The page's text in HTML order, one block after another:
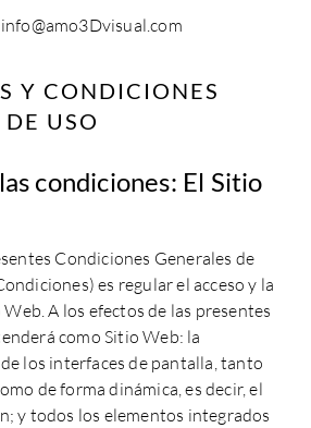
Y CONDICIONES
DE USO
condiciones: El Sitio
Condiciones Generales de
es regular el acceso y la
A los efectos de las presentes
como Sitio Web: la
los interfaces de pantalla, tanto
de forma dinámica, es decir, el
y todos los elementos integrados